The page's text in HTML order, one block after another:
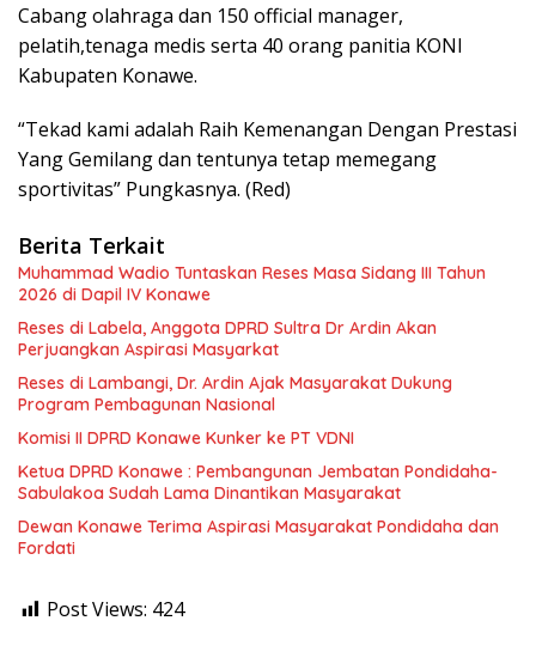
Cabang olahraga dan 150 official manager,
pelatih,tenaga medis serta 40 orang panitia KONI
Kabupaten Konawe.
“Tekad kami adalah Raih Kemenangan Dengan Prestasi
Yang Gemilang dan tentunya tetap memegang
sportivitas” Pungkasnya. (Red)
Berita Terkait
Muhammad Wadio Tuntaskan Reses Masa Sidang III Tahun
2026 di Dapil IV Konawe
Reses di Labela, Anggota DPRD Sultra Dr Ardin Akan
Perjuangkan Aspirasi Masyarkat
Reses di Lambangi, Dr. Ardin Ajak Masyarakat Dukung
Program Pembagunan Nasional
Komisi II DPRD Konawe Kunker ke PT VDNI
Ketua DPRD Konawe : Pembangunan Jembatan Pondidaha-
Sabulakoa Sudah Lama Dinantikan Masyarakat
Dewan Konawe Terima Aspirasi Masyarakat Pondidaha dan
Fordati
Post Views: 424